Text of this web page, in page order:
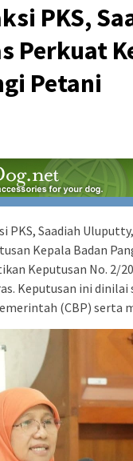
PKS,
Perkuat
Petani
PKS, Saadiah
Kepala Badan
Keputusan No. 2/
Keputusan ini
(CBP) serta